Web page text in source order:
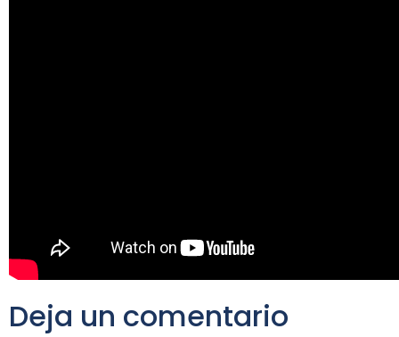
Deja un comentario